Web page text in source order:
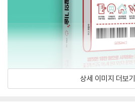
상세 이미지 더보기